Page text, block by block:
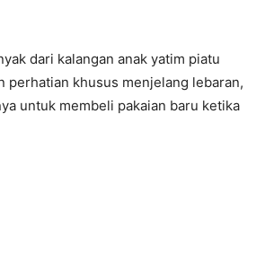
dari kalangan anak yatim piatu
perhatian khusus menjelang lebaran,
untuk membeli pakaian baru ketika